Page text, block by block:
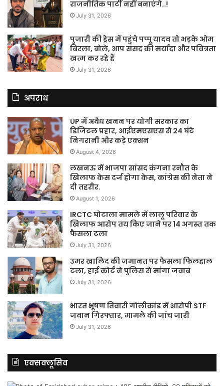
राजनीतिक पार्टी नहीं बनाएंगे..!
July 31, 2026
पुजारी की ड्रेस में पहुंचे पप्पू यादव तो भड़के ओम
बिरला, बोले, आप संसद की मर्यादा और पवित्रता
खत्म कर रहे हैं
July 31, 2026
अपराध
UP में अवैध खनन पर योगी सरकार का
डिजिटल प्रहार, आईएमएसएस से 24 घंटे
निगरानी और कड़े एक्शन
August 4, 2026
लखनऊ में भाजपा सांसद कंगना रनौत के
खिलाफ केस दर्ज होगा केस, कांग्रेस की नेता ने
दी तहरीर.
August 1, 2026
IRCTC घोटाला मामले में लालू परिवार के
खिलाफ आरोप तय किए जाने पर 14 अगस्त तक
फैसला टला
July 31, 2026
उमर खालिद की जमानत पर फैसला फिलहाल
टला, हाई कोर्ट ने पुलिस से मांगा जवाब
July 31, 2026
भारत भूषण तिवारी गोलीकांड में आरोपी STF
जवान गिरफ्तार, मामले की जांच जारी
July 31, 2026
एक्सक्लूसिव